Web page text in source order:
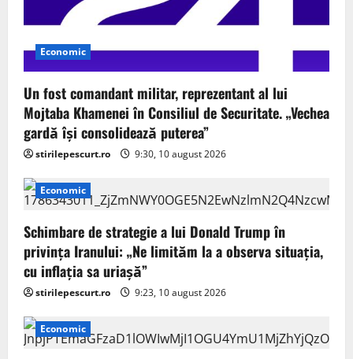
t
i
o
n
Economic
Un fost comandant militar, reprezentant al lui
Mojtaba Khamenei în Consiliul de Securitate. „Vechea
gardă își consolidează puterea”
stirilepescurt.ro 9:30, 10 august 2026
Economic
Schimbare de strategie a lui Donald Trump în
privința Iranului: „Ne limităm la a observa situația,
cu inflația sa uriașă”
stirilepescurt.ro 9:23, 10 august 2026
Economic